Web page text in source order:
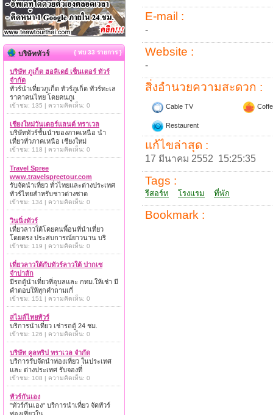
E-mail :
-
Website :
-
สิ่งอำนวยความสะดวก :
Cable TV
Restaurent
แก้ไขล่าสุด :
17 มีนาคม 2552 15:25:35
Tags :
รีสอร์ท โรงแรม ที่พัก
Bookmark :
บริษัททัวร์ { พบ 33 รายการ }
บริษัท ภูเก็ต ฮอลิเดย์ เซ็นเตอร์ ทัวร์
จำกัด
ทัวร์นำเที่ยวภูเก็ต ทัวร์ภูเก็ต ทัวร์ทะเล
ราคาคนไทย โดยคนภูเ
เข้าชม: 135 | ความคิดเห็น: 0
เชียงใหม่วันเดอร์แลนด์ ทราเวล
บริษัททัวร์ชั้นนำของภาคเหนือ นำ
เที่ยวทั่วภาคเหนือ เชียงใหม่
เข้าชม: 118 | ความคิดเห็น: 0
Travel Spree
www.travelspreetour.com
รับจัดนำเที่ยว ทั่วไทยและต่างประเทศ
ทัวร์ไทยสำหรับชาวต่างชาต
เข้าชม: 134 | ความคิดเห็น: 0
วินนิ่งทัวร์
เที่ยวลาวใต้โดยคนพื้อนที่นำเที่ยว
โดยตรง ประสบการณ์ยาวนาน บริ
เข้าชม: 119 | ความคิดเห็น: 0
เที่ยวลาวใต้กับทัวร์ลาวใต้ ปากเซ
จำปาสัก
มีรถตู้นำเที่ยวที่อุบลและ กทม.ให้เช่า มี
คำตอบให้ทุกคำถามเกี่
เข้าชม: 151 | ความคิดเห็น: 0
สไมล์ไทยทัวร์
บริการนำเที่ยว เช่ารถตู้ 24 ชม.
เข้าชม: 126 | ความคิดเห็น: 0
บริษัท คูลทริป ทราเวล จำกัด
บริการรับจัดนำท่องเที่ยว ในประเทศ
และ ต่างประเทศ รับจองที่
เข้าชม: 108 | ความคิดเห็น: 0
ทัวร์กันเอง
"ทัวร์กันเอง" บริการนำเที่ยว จัดทัวร์